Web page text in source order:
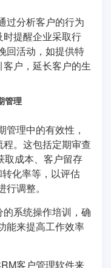
过分析客户的行为
提醒企业采取行
回活动，如提供特
户，延长客户的生
管理
理中的有效性，
。这包括定期审查
取成本、客户留存
化率等，以评估
调整。
系统操作培训，确
能来提高工作效率
客户管理软件来